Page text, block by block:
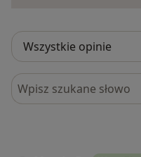
Szukaj w opiniach